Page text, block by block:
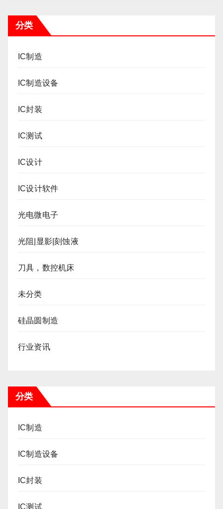
分类
IC制造
IC制造设备
IC封装
IC测试
IC设计
IC设计软件
光电微电子
光阻|显影|刻蚀液
刀具，数控机床
未分类
硅晶圆制造
行业资讯
分类
IC制造
IC制造设备
IC封装
IC测试